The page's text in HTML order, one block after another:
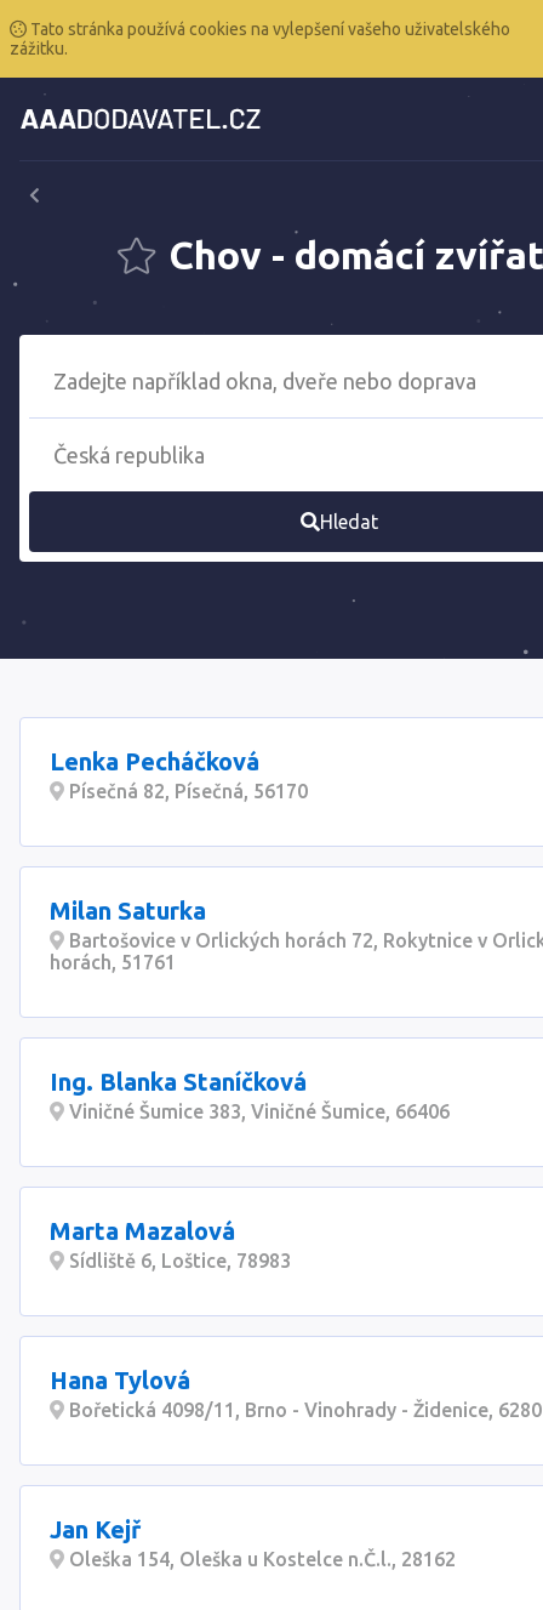
Tato stránka používá cookies na vylepšení vašeho uživatelského
zážitku.
Chov - domácí
Hledat
Lenka Pecháčková
Písečná 82, Písečná, 56170
Milan Saturka
Bartošovice v Orlických horách 72, Rokytnice v
horách, 51761
Ing. Blanka Staníčková
Viničné Šumice 383, Viničné Šumice, 66406
Marta Mazalová
Sídliště 6, Loštice, 78983
Hana Tylová
Bořetická 4098/11, Brno - Vinohrady - Židenice,
Jan Kejř
Oleška 154, Oleška u Kostelce n.Č.l., 28162